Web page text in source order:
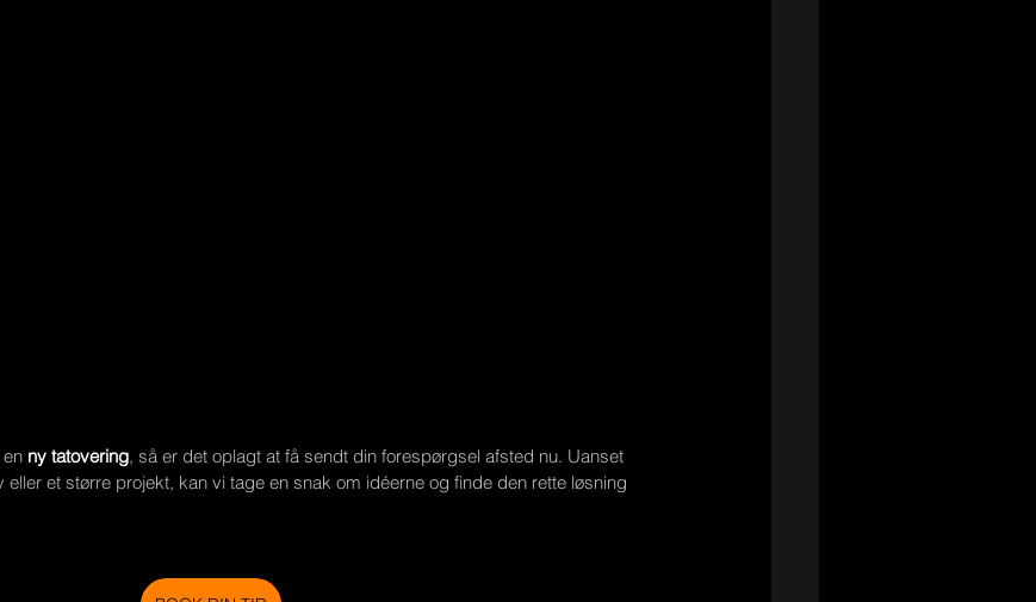
ny tatovering, så er det oplagt at få sendt din forespørgsel afsted nu. Uanset
et større projekt, kan vi tage en snak om idéerne og finde den rette løsning